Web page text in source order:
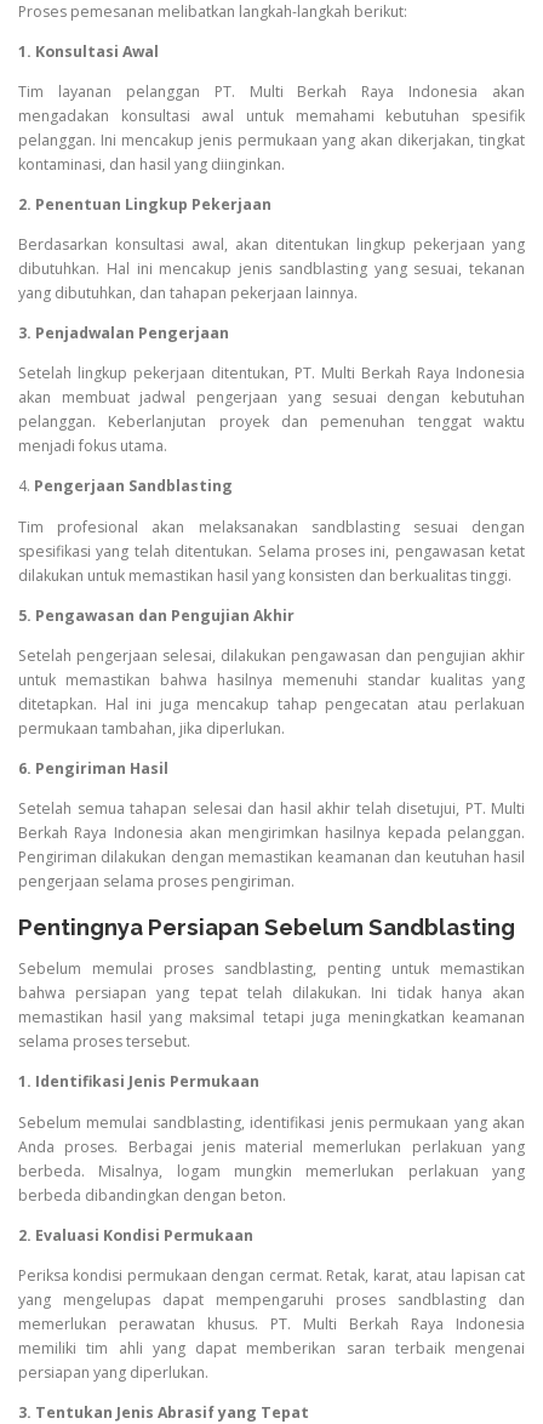
Proses pemesanan melibatkan langkah-langkah berikut:
1. Konsultasi Awal
Tim layanan pelanggan PT. Multi Berkah Raya Indonesia akan
mengadakan konsultasi awal untuk memahami kebutuhan spesifik
pelanggan. Ini mencakup jenis permukaan yang akan dikerjakan, tingkat
kontaminasi, dan hasil yang diinginkan.
2. Penentuan Lingkup Pekerjaan
Berdasarkan konsultasi awal, akan ditentukan lingkup pekerjaan yang
dibutuhkan. Hal ini mencakup jenis sandblasting yang sesuai, tekanan
yang dibutuhkan, dan tahapan pekerjaan lainnya.
3. Penjadwalan Pengerjaan
Setelah lingkup pekerjaan ditentukan, PT. Multi Berkah Raya Indonesia
akan membuat jadwal pengerjaan yang sesuai dengan kebutuhan
pelanggan. Keberlanjutan proyek dan pemenuhan tenggat waktu
menjadi fokus utama.
4. Pengerjaan Sandblasting
Tim profesional akan melaksanakan sandblasting sesuai dengan
spesifikasi yang telah ditentukan. Selama proses ini, pengawasan ketat
dilakukan untuk memastikan hasil yang konsisten dan berkualitas tinggi.
5. Pengawasan dan Pengujian Akhir
Setelah pengerjaan selesai, dilakukan pengawasan dan pengujian akhir
untuk memastikan bahwa hasilnya memenuhi standar kualitas yang
ditetapkan. Hal ini juga mencakup tahap pengecatan atau perlakuan
permukaan tambahan, jika diperlukan.
6. Pengiriman Hasil
Setelah semua tahapan selesai dan hasil akhir telah disetujui, PT. Multi
Berkah Raya Indonesia akan mengirimkan hasilnya kepada pelanggan.
Pengiriman dilakukan dengan memastikan keamanan dan keutuhan hasil
pengerjaan selama proses pengiriman.
Pentingnya Persiapan Sebelum Sandblasting
Sebelum memulai proses sandblasting, penting untuk memastikan
bahwa persiapan yang tepat telah dilakukan. Ini tidak hanya akan
memastikan hasil yang maksimal tetapi juga meningkatkan keamanan
selama proses tersebut.
1. Identifikasi Jenis Permukaan
Sebelum memulai sandblasting, identifikasi jenis permukaan yang akan
Anda proses. Berbagai jenis material memerlukan perlakuan yang
berbeda. Misalnya, logam mungkin memerlukan perlakuan yang
berbeda dibandingkan dengan beton.
2. Evaluasi Kondisi Permukaan
Periksa kondisi permukaan dengan cermat. Retak, karat, atau lapisan cat
yang mengelupas dapat mempengaruhi proses sandblasting dan
memerlukan perawatan khusus. PT. Multi Berkah Raya Indonesia
memiliki tim ahli yang dapat memberikan saran terbaik mengenai
persiapan yang diperlukan.
3. Tentukan Jenis Abrasif yang Tepat